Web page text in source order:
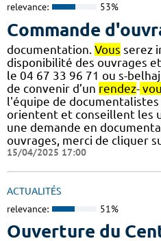
relevance: 53%
Commande
documentation. Vous serez
disponibilité des ouvrages et
le 04 67 33 96 71 ou s-
de convenir d’un rendez-
l'équipe de
orientent et conseillent les
une demande en
ouvrages, merci de cliquer
15/04/2025 17:00
ACTUALITÉS
relevance: 51%
Ouverture du